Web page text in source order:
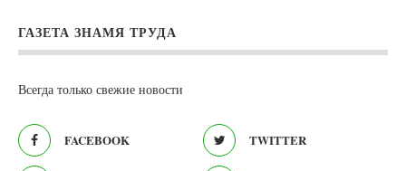
ГАЗЕТА ЗНАМЯ ТРУДА
Всегда только свежие новости
FACEBOOK TWITTER